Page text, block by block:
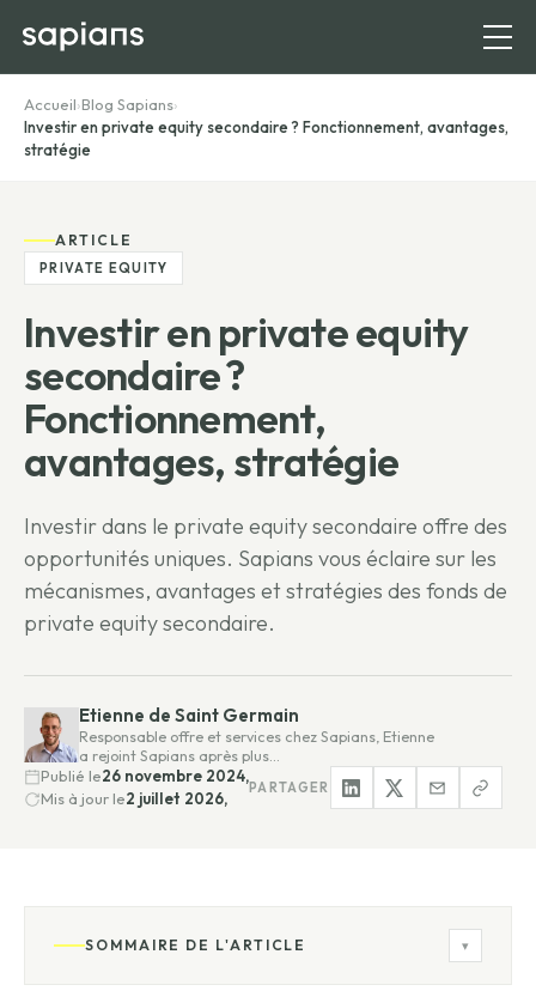
Accueil›Blog Sapians›
Investir en private equity secondaire ? Fonctionnement, avantages,
stratégie
ARTICLE
PRIVATE EQUITY
Investir en private equity
secondaire ?
Fonctionnement,
avantages, stratégie
Investir dans le private equity secondaire offre des
opportunités uniques. Sapians vous éclaire sur les
mécanismes, avantages et stratégies des fonds de
private equity secondaire.
Etienne de Saint Germain
Responsable offre et services chez Sapians, Etienne
a rejoint Sapians après plus…
Publié le26 novembre 2024,
Mis à jour le2 juillet 2026,
PARTAGER
SOMMAIRE DE L'ARTICLE ▾